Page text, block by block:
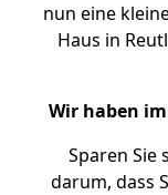
nun eine
Haus in
Wir haben
Sparen Sie
darum, dass